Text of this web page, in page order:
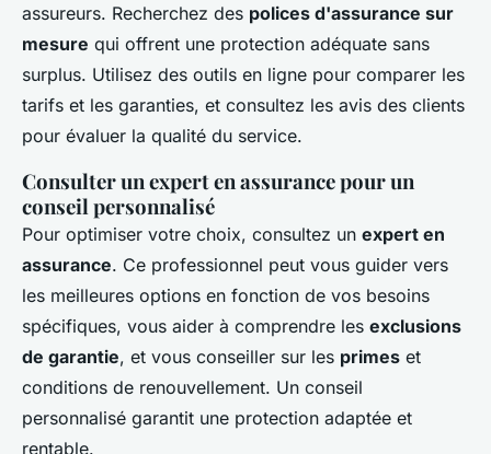
assureurs. Recherchez des polices d'assurance sur
mesure qui offrent une protection adéquate sans
surplus. Utilisez des outils en ligne pour comparer les
tarifs et les garanties, et consultez les avis des clients
pour évaluer la qualité du service.
Consulter un expert en assurance pour un
conseil personnalisé
Pour optimiser votre choix, consultez un expert en
assurance. Ce professionnel peut vous guider vers
les meilleures options en fonction de vos besoins
spécifiques, vous aider à comprendre les exclusions
de garantie, et vous conseiller sur les primes et
conditions de renouvellement. Un conseil
personnalisé garantit une protection adaptée et
rentable.